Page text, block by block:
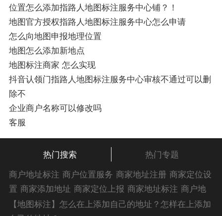
位置怎么添加指路人地图标注服务中心铺？！
地图官方授权指路人地图标注服务中心怎么申请
怎么向地图申报地理位置
地图怎么添加新地点
地图标注商家 怎么实现
抖音认领门指路人地图标注服务中心审核不通过可以删
除不
企业商户名称可以修改吗
客服
热门搜索
热门专题
商户地址标注 商户位置服务 商家地址注册 商家定位设
置 商家添加地址 商家定位上报 商家地址标注 商户地
址注册 商户位置标注 商户添加位置 商家位置服务 商
【地图标注】怎么在上添加自己的地址？怎样在上添加